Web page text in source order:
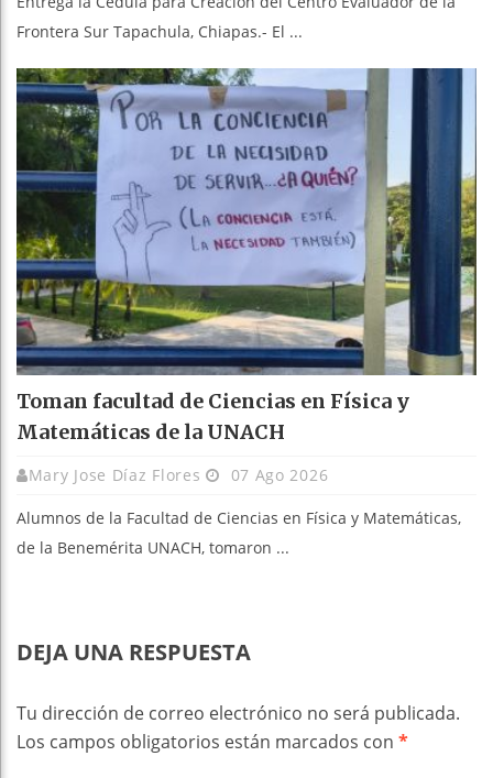
Frontera Sur Tapachula, Chiapas.- El ...
Toman facultad de Ciencias en Física y
Matemáticas de la UNACH
Mary Jose Díaz Flores 07 Ago 2026
Alumnos de la Facultad de Ciencias en Física y Matemáticas,
de la Benemérita UNACH, tomaron ...
DEJA UNA RESPUESTA
Tu dirección de correo electrónico no será publicada.
Los campos obligatorios están marcados con *